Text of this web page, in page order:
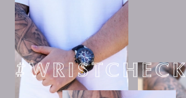
#WRISTCHECK